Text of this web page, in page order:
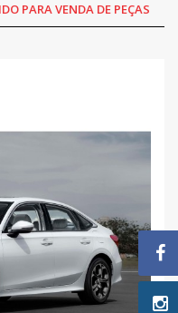
PARA VENDA DE PEÇAS